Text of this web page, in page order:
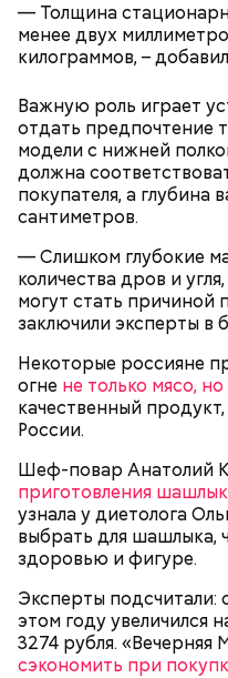
— Толщина
менее двух
килограммов, –
Важную роль играет
отдать предпочтение
модели с нижней
должна
покупателя, а глубина
сантиметров.
— Слишком глубокие
количества дров и
могут стать
заключили эксперты в
Некоторые россияне
огне не только мясо,
качественный
России.
Шеф-повар Анатолий
приготовления
узнала у диетолога
выбрать для шашлыка,
здоровью и фигуре.
Эксперты
этом году увеличился
3274 рубля. «Вечерняя
сэкономить при
— Кабачки, порезанные
обжарить на
петрушки, чеснок,
Получается очень
Копылов.
Спагетти из
— В дыне содержится
представлен
хорошо, потому что
помнить, что
увлекаться, так же
сахарным диабетом и
подчеркнула доктор.